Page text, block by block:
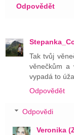
Odpovědět
Tak tvůj
věnečkům a
vypadá to
Odpovědět
Odpovědi
Veronika